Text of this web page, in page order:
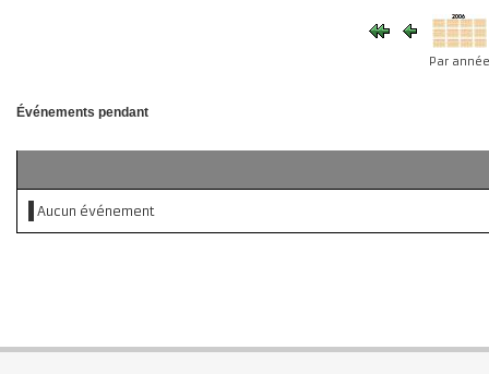
Par année
Événements pendant
Aucun événement